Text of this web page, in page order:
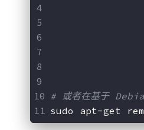
# 或者在基于
sudo apt-get